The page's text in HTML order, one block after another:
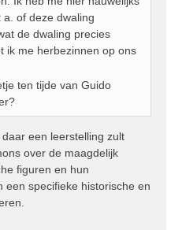
of deze dwaling
de dwaling precies
ik me herbezinnen op ons
ten tijde van Guido
een leerstelling zult
over de maagdelijk
figuren en hun
een specifieke historische en